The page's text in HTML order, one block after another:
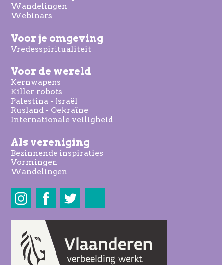
Wandelingen
Webinars
Voor je omgeving
Vredesspiritualiteit
Voor de wereld
Kernwapens
Killer robots
Palestina - Israël
Rusland - Oekraïne
Internationale veiligheid
Als vereniging
Bezinnende inspiraties
Vormingen
Wandelingen
Share